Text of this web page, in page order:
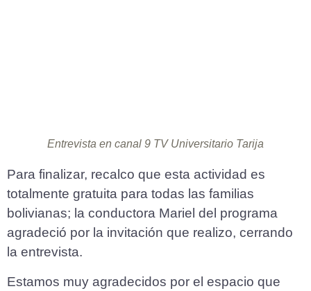
Entrevista en canal 9 TV Universitario Tarija
Para finalizar, recalco que esta actividad es
totalmente gratuita para todas las familias
bolivianas; la conductora Mariel del programa
agradeció por la invitación que realizo, cerrando
la entrevista.
Estamos muy agradecidos por el espacio que